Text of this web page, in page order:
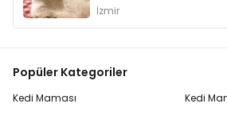
İzmir
Popüler Kategoriler
Kedi Maması
Kedi